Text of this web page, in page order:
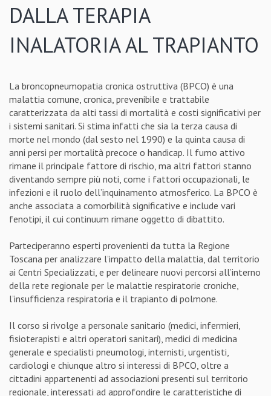
DALLA TERAPIA
INALATORIA AL TRAPIANTO
La broncopneumopatia cronica ostruttiva (BPCO) è una
malattia comune, cronica, prevenibile e trattabile
caratterizzata da alti tassi di mortalità e costi significativi per
i sistemi sanitari. Si stima infatti che sia la terza causa di
morte nel mondo (dal sesto nel 1990) e la quinta causa di
anni persi per mortalità precoce o handicap. Il fumo attivo
rimane il principale fattore di rischio, ma altri fattori stanno
diventando sempre più noti, come i fattori occupazionali, le
infezioni e il ruolo dell’inquinamento atmosferico. La BPCO è
anche associata a comorbilità significative e include vari
fenotipi, il cui continuum rimane oggetto di dibattito.
Parteciperanno esperti provenienti da tutta la Regione
Toscana per analizzare l’impatto della malattia, dal territorio
ai Centri Specializzati, e per delineare nuovi percorsi all’interno
della rete regionale per le malattie respiratorie croniche,
l’insufficienza respiratoria e il trapianto di polmone.
Il corso si rivolge a personale sanitario (medici, infermieri,
fisioterapisti e altri operatori sanitari), medici di medicina
generale e specialisti pneumologi, internisti, urgentisti,
cardiologi e chiunque altro si interessi di BPCO, oltre a
cittadini appartenenti ad associazioni presenti sul territorio
regionale, interessati ad approfondire le caratteristiche di